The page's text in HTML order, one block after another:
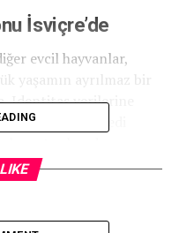
İsviçre’de
evcil hayvanlar,
yaşamın ayrılmaz bir
Identitas verilerine
ve 745.001 kedi